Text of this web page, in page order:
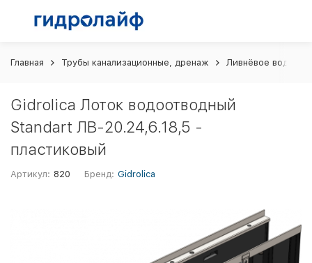
Главная Трубы канализационные, дренаж Ливнёвое
Gidrolica Лоток водоотводный
Standart ЛВ-20.24,6.18,5 -
пластиковый
Артикул: 820 Бренд: Gidrolica